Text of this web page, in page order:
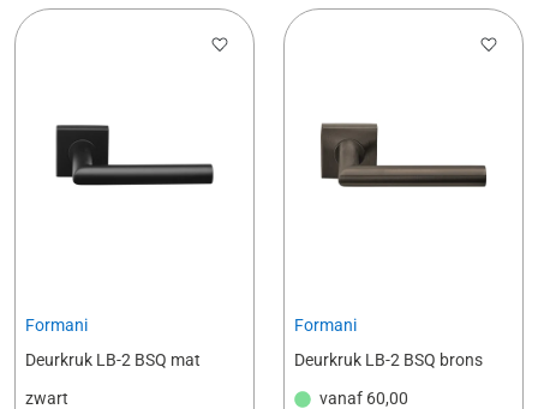
Formani
Deurkruk LB-2 BSQ mat
zwart
Formani
Deurkruk LB-2 BSQ brons
vanaf 60,00